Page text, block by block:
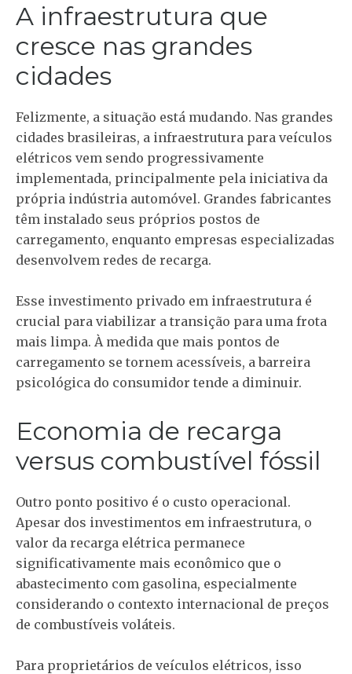
A infraestrutura que
cresce nas grandes
cidades
Felizmente, a situação está mudando. Nas grandes
cidades brasileiras, a infraestrutura para veículos
elétricos vem sendo progressivamente
implementada, principalmente pela iniciativa da
própria indústria automóvel. Grandes fabricantes
têm instalado seus próprios postos de
carregamento, enquanto empresas especializadas
desenvolvem redes de recarga.
Esse investimento privado em infraestrutura é
crucial para viabilizar a transição para uma frota
mais limpa. À medida que mais pontos de
carregamento se tornem acessíveis, a barreira
psicológica do consumidor tende a diminuir.
Economia de recarga
versus combustível fóssil
Outro ponto positivo é o custo operacional.
Apesar dos investimentos em infraestrutura, o
valor da recarga elétrica permanece
significativamente mais econômico que o
abastecimento com gasolina, especialmente
considerando o contexto internacional de preços
de combustíveis voláteis.
Para proprietários de veículos elétricos, isso